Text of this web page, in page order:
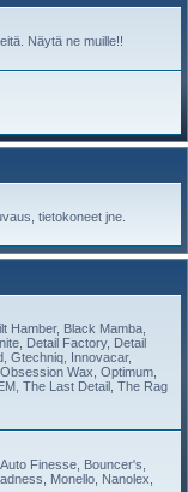
Näytä ne muille!!
tietokoneet jne.
Hamber, Black Mamba,
Detail Factory, Detail
Gtechniq, Innovacar,
Wax, Optimum,
The Last Detail, The Rag
Finesse, Bouncer's,
Monello, Nanolex,